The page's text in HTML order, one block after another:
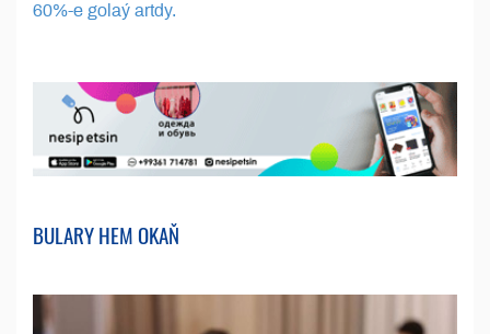
60%-e golaý artdy.
BULARY HEM OKAŇ